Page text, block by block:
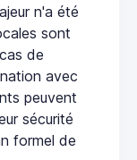
n'a été
sont
de
avec
peuvent
sécurité
formel de